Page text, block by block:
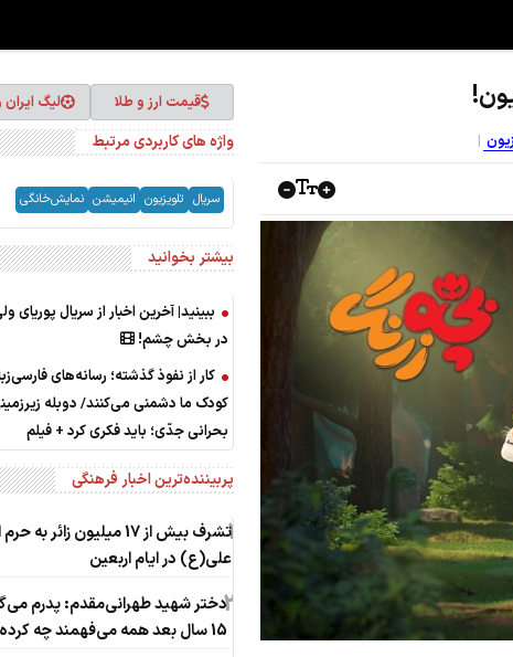
قیمت ارز و طلا لیگ
واژه های کاربردی مرتبط
سریال تلویزیون انیمیشن نمایش‌خانگی
بیشتر بخوانید
ببینید| آخرین اخبار از سریال پوریای
در بخش چشم!
کار از نفوذ گذشته؛ رسانه‌های
کودک ما دشمنی می‌کنند/ دوبله
بحرانی جدّی؛ باید فکری کرد + فیلم
پربیننده‌ترین اخبار فرهنگی
1
تشرف بیش از 17 میلیون زائر به
علی(ع) در ایام اربعین
2دختر شهید طهرانی‌مقدم: پدرم
15 سال بعد همه می‌فهمند چه کرده‌ایم